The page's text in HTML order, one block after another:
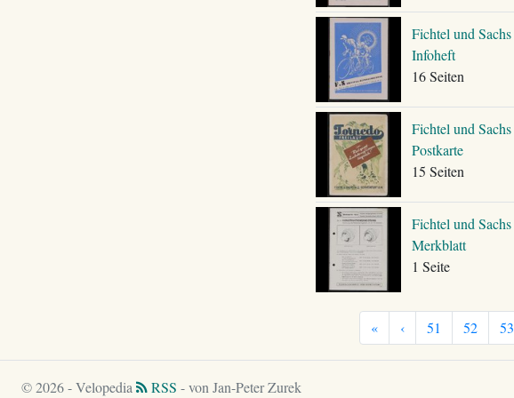
Fichtel und Sachs
Infoheft
16 Seiten
Fichtel und Sachs
Postkarte
15 Seiten
Fichtel und Sachs
Merkblatt
1 Seite
« ‹ 51 52 53
© 2026 - Velopedia RSS - von Jan-Peter Zurek